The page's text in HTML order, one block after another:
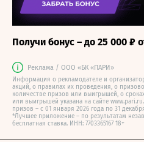
Получи бонус – до 25 000 ₽
Реклама / ООО «БК «ПАРИ»
Информация о рекламодателе и
акций, о правилах их проведения, о
количестве призов или выигрышей, о
или выигрышей указана на сайте
призов – с 01 января 2026 года по 31
*Лучшее приложение – по результатам
бесплатная ставка. ИНН: 7703365167 18+